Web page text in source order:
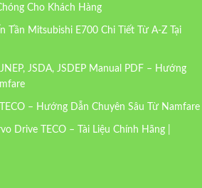
Cho Khách Hàng
Tần Mitsubishi E700 Chi Tiết Từ A-Z Tại
JSDA, JSDEP Manual PDF – Hướng
TECO – Hướng Dẫn Chuyên Sâu Từ Namfare
Drive TECO – Tài Liệu Chính Hãng |